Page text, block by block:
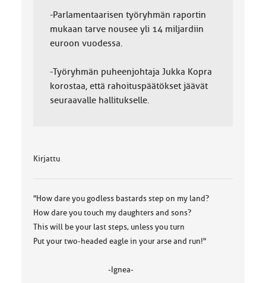
-Parlamentaarisen työryhmän raportin
mukaan tarve nousee yli 14 miljardiin
euroon vuodessa.
-Työryhmän puheenjohtaja Jukka Kopra
korostaa, että rahoituspäätökset jäävät
seuraavalle hallitukselle.
Kirjattu
"How dare you godless bastards step on my land?
How dare you touch my daughters and sons?
This will be your last steps, unless you turn
Put your two-headed eagle in your arse and run!"
-Ignea-